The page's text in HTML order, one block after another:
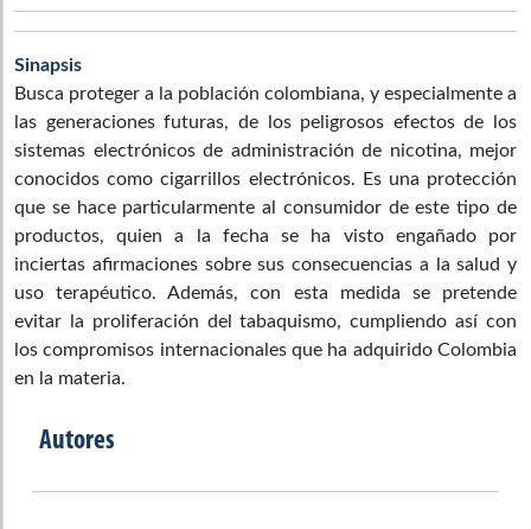
Sinapsis
Busca proteger a la población colombiana, y especialmente a
las generaciones futuras, de los peligrosos efectos de los
sistemas electrónicos de administración de nicotina, mejor
conocidos como cigarrillos electrónicos. Es una protección
que se hace particularmente al consumidor de este tipo de
productos, quien a la fecha se ha visto engañado por
inciertas afirmaciones sobre sus consecuencias a la salud y
uso terapéutico. Además, con esta medida se pretende
evitar la proliferación del tabaquismo, cumpliendo así con
los compromisos internacionales que ha adquirido Colombia
en la materia.
Autores